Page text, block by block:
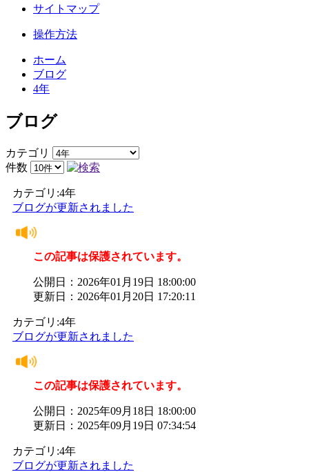
サイトマップ
操作方法
ホーム
ブログ
4年
ブログ
カテゴリ
件数
カテゴリ:4年
ブログが更新されました
この記事は保護されています。
公開日：2026年01月19日 18:00:00
更新日：2026年01月20日 17:20:11
カテゴリ:4年
ブログが更新されました
この記事は保護されています。
公開日：2025年09月18日 18:00:00
更新日：2025年09月19日 07:34:54
カテゴリ:4年
ブログが更新されました